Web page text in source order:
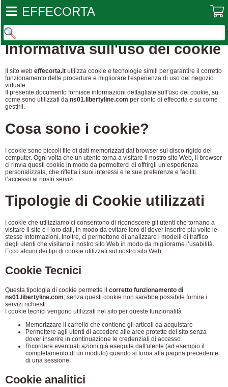
EFFECORTA
Informativa sull'uso dei cookie
Il sito webeffecorta.it utilizza cookie e tecnologie simili per garantire il corretto
funzionamento delle procedure e migliorare l'esperienza di uso del negozio
virtuale.
Il presente documento fornisce informazioni dettagliate sull'uso dei cookie, su
come sono utilizzati dans01.libertyline.com per conto di effecorta e su come
gestirli.
Cosa sono i cookie?
I cookie sono piccoli file di dati memorizzati dal browser sul disco rigido del
computer. Ogni volta che un utente torna a visitare il nostro sito Web, il browser
ci rinvia questi cookie in modo da permetterci di offrirgli un’esperienza
personalizzata, che rifletta i suoi interessi e le sue preferenze e faciliti
l’accesso ai nostri servizi.
Tipologie di Cookie utilizzati
I cookie che utilizziamo ci consentono di riconoscere gli utenti che tornano a
visitare il sito e i loro dati, in modo da evitare loro di dover inserire più volte le
stesse informazioni. Inoltre, ci permettono di analizzare i modelli di traffico
degli utenti che visitano il nostro sito Web in modo da migliorarne l’usabilità.
Ecco alcuni dei tipi di cookie utilizzati sul nostro sito Web:
Cookie Tecnici
Questa tipologia di cookie permette ilcorretto funzionamento di
ns01.libertyline.com; senza questi cookie non sarebbe possibile fornire i
servizi richiesti.
I cookie tecnici vengono utilizzati nel sito per queste funzionalità
Memorizzare il carrello che contiene gli articoli da acquistare
Permettere agli utenti di accedere alle aree protette del sito senza
dover inserire in continuazione le credenziali di accesso
Ricordare eventuali azioni già eseguite dall'utente (ad esempio il
completamento di un modulo) quando si torna alla pagina precedente
di una sessione
Cookie analitici